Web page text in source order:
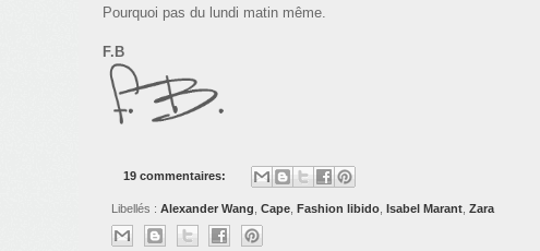
Pourquoi pas du lundi matin même.
F.B
19 commentaires:
Libellés : Alexander Wang, Cape, Fashion libido, Isabel Marant, Zara